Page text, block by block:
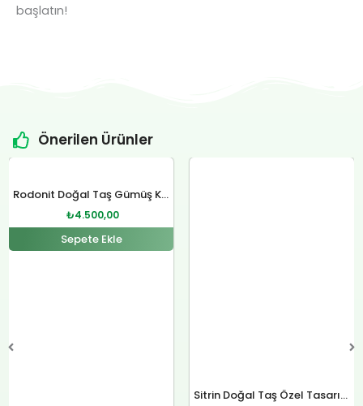
başlatın!
Önerilen Ürünler
Rodonit Doğal Taş Gümüş Kolye
₺4.800,00.
₺4.500,00
₺4.500,00.
Sepete Ekle
Sitrin Doğal Taş Özel Tasarım Gümüş Kolye